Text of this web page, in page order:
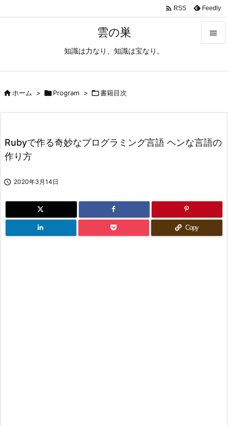
雲の巣
知識は力なり、知識は宝なり。

次へ
 RSS Feedly
ホーム > Program > 書籍目次
Rubyで作る奇妙なプログラミング言語 ヘンな言語の
作り方
 2020年3月14日
Copy